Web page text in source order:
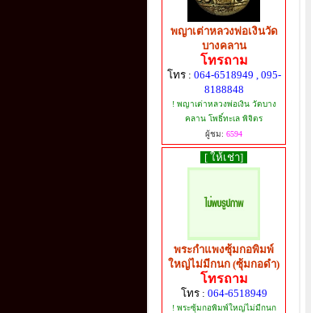
พญาเต่าหลวงพ่อเงินวัด
บางคลาน
โทรถาม
โทร : 064-6518949 , 095-
8188848
! พญาเต่าหลวงพ่อเงิน วัดบาง
คลาน โพธิ์ทะเล พิจิตร
ผู้ชม: 6594
[ ให้เช่า]
พระกำแพงซุ้มกอพิมพ์
ใหญ่ไม่มีกนก (ซุ้มกอดำ)
โทรถาม
โทร : 064-6518949
! พระซุ้มกอพิมพ์ใหญ่ไม่มีกนก